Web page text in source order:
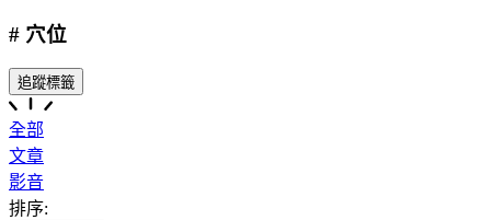
# 穴位
追蹤標籤
全部
文章
影音
排序: